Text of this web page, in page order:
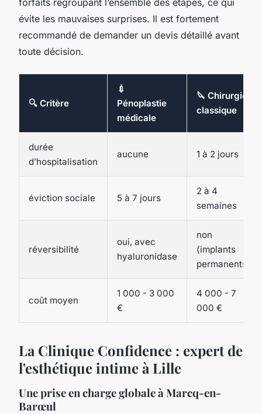
évite les mauvaises surprises. Il est fortement
recommandé de demander un devis détaillé avant
toute décision.
🔍 Critère
💉
Pénoplastie
médicale
🔪 Chirurgie
classique
durée
d’hospitalisation
aucune 1 à 2 jours
éviction sociale 5 à 7 jours
2 à 4
semaines
réversibilité
oui, avec
hyaluronidase
non
(implants
permanents)
coût moyen
1 000 - 3 000
€
4 000 - 7
000 €
La Clinique Confidence : expert de
l'esthétique intime à Lille
Une prise en charge globale à Marcq-en-
Barœul